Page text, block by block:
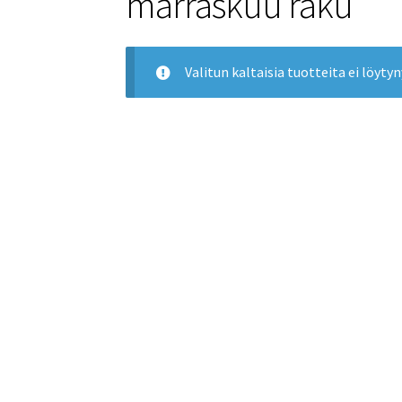
Valitun kaltaisia tuotteita ei